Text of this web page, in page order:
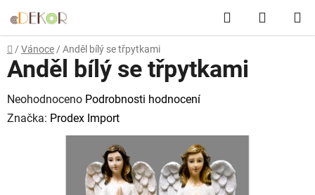
na
obsah
Hledat
KOŠÍK
Domů
/ Vánoce / Anděl bílý se třpytkami
Anděl bílý se třpytkami
Průměrné
hodnocení
Neohodnoceno Podrobnosti hodnocení
Značka: Prodex Import